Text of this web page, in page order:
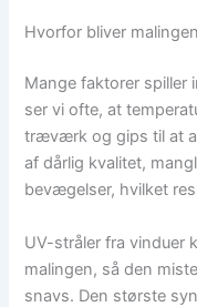
Hvorfor bliver
Mange faktorer spiller
ser vi ofte, at
træværk og gips til at
af dårlig kvalitet,
bevægelser, hvilket
UV-stråler fra vinduer
malingen, så den
snavs. Den største